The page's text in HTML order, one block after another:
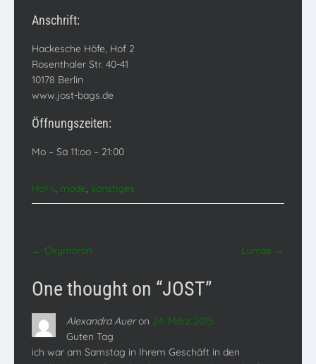
Anschrift:
Hackesche Höfe, Hof 2
Rosenthaler Str. 40-41
10178 Berlin
www.jost-bags.de
Öffnungszeiten:
Mo – Sa 11:oo – 21:00
Hof ii, mode, sonstiges
navigation
← Oxymoron Lumas →
One thought on “JOST”
Alexandra Aueron 24. März 2015
Guten Tag
ich war am Samstag in Ihrem Geschäft in den